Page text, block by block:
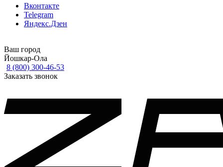
Вконтакте
Telegram
Яндекс.Дзен
Ваш город
Йошкар-Ола
8 (800) 300-46-53
Заказать звонок